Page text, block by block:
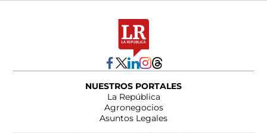
NUESTROS PORTALES
La República
Agronegocios
Asuntos Legales